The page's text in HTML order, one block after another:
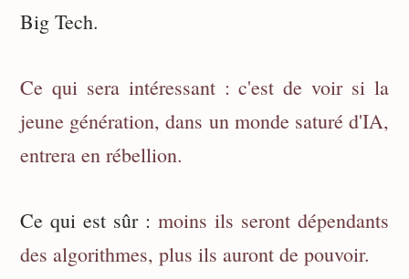
Big Tech.
Ce qui sera intéressant : c'est de voir si la
jeune génération, dans un monde saturé d'IA,
entrera en rébellion.
Ce qui est sûr :moins ils seront dépendants
des algorithmes, plus ils auront de pouvoir.